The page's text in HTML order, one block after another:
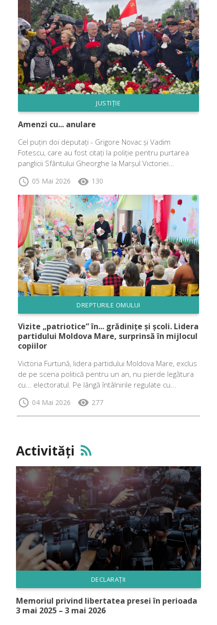
JUSTIȚIE
Amenzi cu... anulare
Cel puțin doi deputați - Grigore Novac și Vadim
Fotescu, care au fost citați la poliție pentru purtarea
panglicii Sfântului Gheorghe la Marșul Victoriei...
schedule 05 Mai 2026 visibility 130
DREPTURILE OMULUI
Vizite „patriotice” în... grădinițe și școli. Lidera
partidului Moldova Mare, surprinsă în mijlocul
copiilor
Victoria Furtună, lidera partidului Moldova Mare, exclus
de pe scena politică pentru un an, nu pierde legătura
cu... electoratul. Pe lângă întâlnirile regulate cu...
schedule 04 Mai 2026 visibility 277
Activități rss_feed
DECLARAȚII
Memoriul privind libertatea presei în perioada
3 mai 2025 – 3 mai 2026